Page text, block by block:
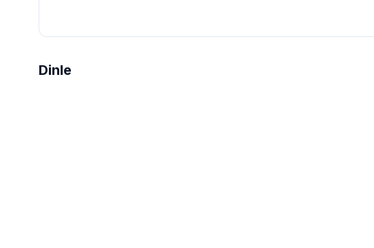
Dinle